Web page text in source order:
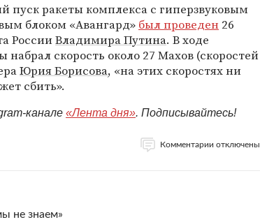
пуск ракеты комплекса с гиперзвуковым
блоком «Авангард» был проведен 26
РоссииВладимира Путина. В ходе
скорость около 27 Махов (скоростей
Юрия Борисова, «на этих скоростях ни
сбить».
канале «Лента дня». Подписывайтесь!
Комментарии отключены
не знаем»